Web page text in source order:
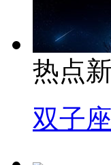
热点
双子